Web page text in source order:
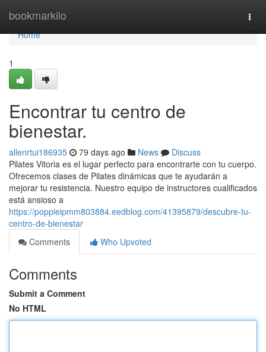
bookmarkilo
Home
Home
1
Encontrar tu centro de
bienestar.
allenrtui186935 79 days ago News
Discuss
Pilates Vitoria es el lugar perfecto para encontrarte con tu cuerpo.
Ofrecemos clases de Pilates dinámicas que te ayudarán a
mejorar tu resistencia. Nuestro equipo de instructores cualificados
está ansioso a
https://poppieipmm803884.eedblog.com/41395879/descubre-tu-
centro-de-bienestar
Comments
Who Upvoted
Comments
Submit a Comment
No HTML